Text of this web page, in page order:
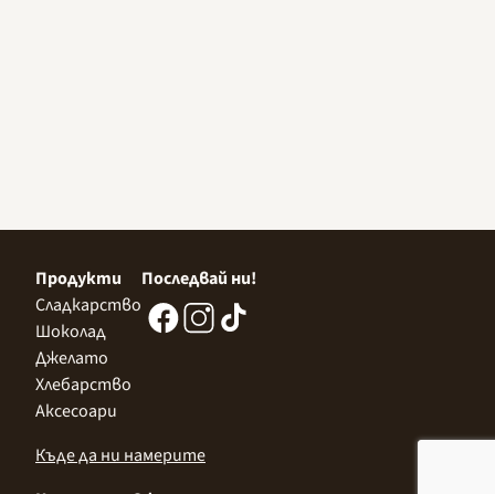
Продукти
Сладкарство
Шоколад
Джелато
Хлебарство
Аксесоари
Последвай ни!
Къде да ни намерите